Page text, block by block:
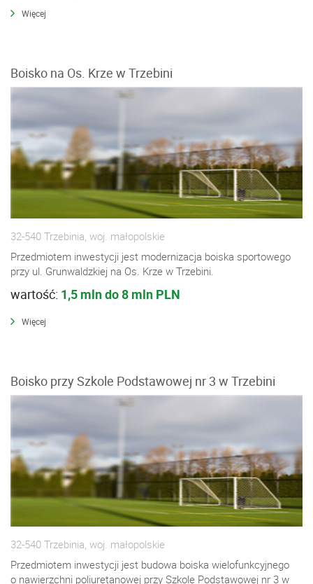
Więcej
Boisko na Os. Krze w Trzebini
32-540 Trzebinia, woj. małopolskie
Przedmiotem inwestycji jest modernizacja boiska sportowego
przy ul. Grunwaldzkiej na Os. Krze w Trzebini.
wartość: 1,5 mln do 8 mln PLN
Więcej
Boisko przy Szkole Podstawowej nr 3 w Trzebini
32-540 Trzebinia, woj. małopolskie
Przedmiotem inwestycji jest budowa boiska wielofunkcyjnego
o nawierzchni poliuretanowej przy Szkole Podstawowej nr 3 w